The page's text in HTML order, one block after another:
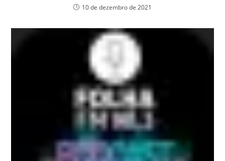
10 de dezembro de 2021